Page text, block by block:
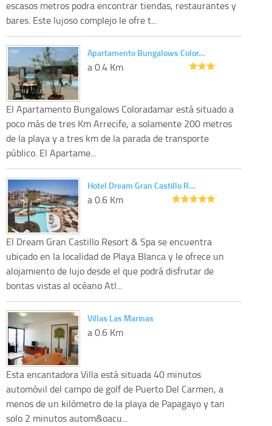
escasos metros podra encontrar tiendas, restaurantes y
bares. Este lujoso complejo le ofre t...
Apartamento Bungalows Color…
a 0.4 Km
El Apartamento Bungalows Coloradamar está situado a
poco más de tres Km Arrecife, a solamente 200 metros
de la playa y a tres km de la parada de transporte
público. El Apartame...
Hotel Dream Gran Castillo R…
a 0.6 Km
El Dream Gran Castillo Resort & Spa se encuentra
ubicado en la localidad de Playa Blanca y le ofrece un
alojamiento de lujo desde el que podrá disfrutar de
bontas vistas al océano Atl...
Villas Las Marinas
a 0.6 Km
Esta encantadora Villa está situada 40 minutos
automóvil del campo de golf de Puerto Del Carmen, a
menos de un kilómetro de la playa de Papagayo y tan
solo 2 minutos autom&oacu...